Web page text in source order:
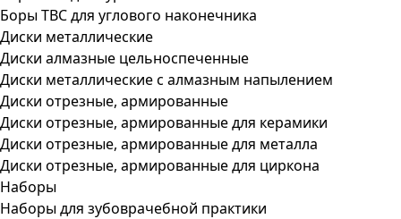
Боры ТВС для углового наконечника
Диски металлические
Диски алмазные цельноспеченные
Диски металлические с алмазным напылением
Диски отрезные, армированные
Диски отрезные, армированные для керамики
Диски отрезные, армированные для металла
Диски отрезные, армированные для циркона
Наборы
Наборы для зубоврачебной практики